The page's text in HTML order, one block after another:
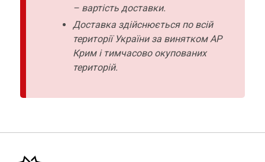
– вартість доставки.
Доставка здійснюється по всій
території України за винятком АР
Крим і тимчасово окупованих
територій.